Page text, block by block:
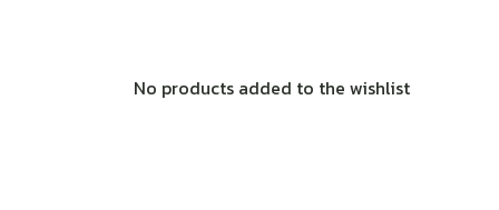
No products added to the wishlist